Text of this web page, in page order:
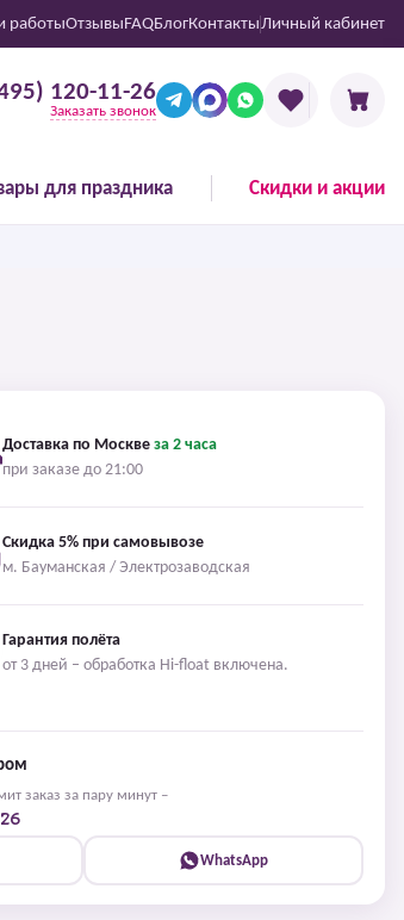
работыОтзывыFAQБлогКонтактыЛичный кабинет
120-11-26
Заказать звонок
для праздника Скидки и акции
Доставка по Москве за 2 часа
при заказе до 21:00
Скидка 5% при самовывозе
м. Бауманская / Электрозаводская
Гарантия полёта
от 3 дней – обработка Hi-float включена.
заказ за пару минут –
WhatsApp